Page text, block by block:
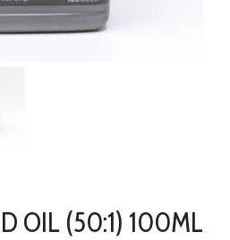
OIL (50:1) 100ML